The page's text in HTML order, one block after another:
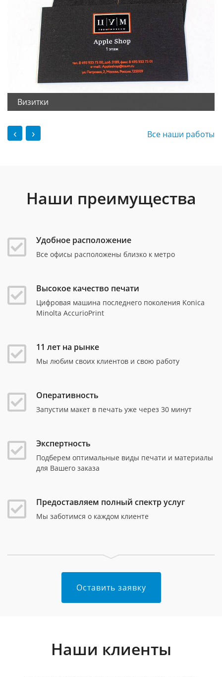
Визитки
‹ › Все наши работы
Наши преимущества
Удобное расположение
Все офисы расположены близко к метро
Высокое качество печати
Цифровая машина последнего поколения Konica
Minolta AccurioPrint
11 лет на рынке
Мы любим своих клиентов и свою работу
Оперативность
Запустим макет в печать уже через 30 минут
Экспертность
Подберем оптимальные виды печати и материалы
для Вашего заказа
Предоставляем полный спектр услуг
Мы заботимся о каждом клиенте
Оставить заявку
Наши клиенты